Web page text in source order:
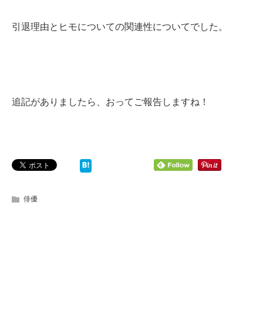
引退理由とヒモについての関連性についてでした。
追記がありましたら、おってご報告しますね！
俳優